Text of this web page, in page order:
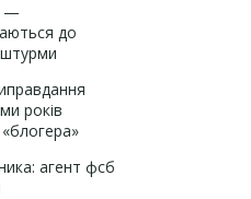
—
до
років
агент фсб